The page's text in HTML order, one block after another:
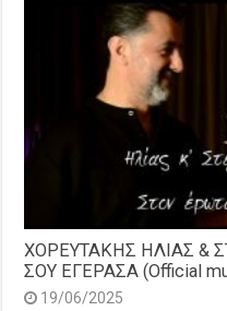
ΧΟΡΕΥΤΑΚΗΣ ΗΛΙΑΣ &
ΣΟΥ ΕΓΕΡΑΣΑ (Official
19/06/2025